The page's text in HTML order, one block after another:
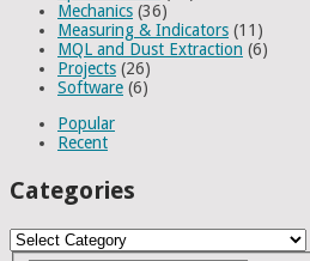
Mechanics (36)
Measuring & Indicators (11)
MQL and Dust Extraction (6)
Projects (26)
Software (6)
Popular
Recent
Categories
Categories